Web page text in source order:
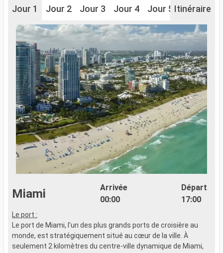
Jour 1 Jour 2 Jour 3 Jour 4 Jour 5 Jour 6
Itinéraire
Miami
Arrivée
00:00
Départ
17:00
Le port :
Le port de Miami, l'un des plus grands ports de croisière au
monde, est stratégiquement situé au cœur de la ville. À
seulement 2 kilomètres du centre-ville dynamique de Miami,